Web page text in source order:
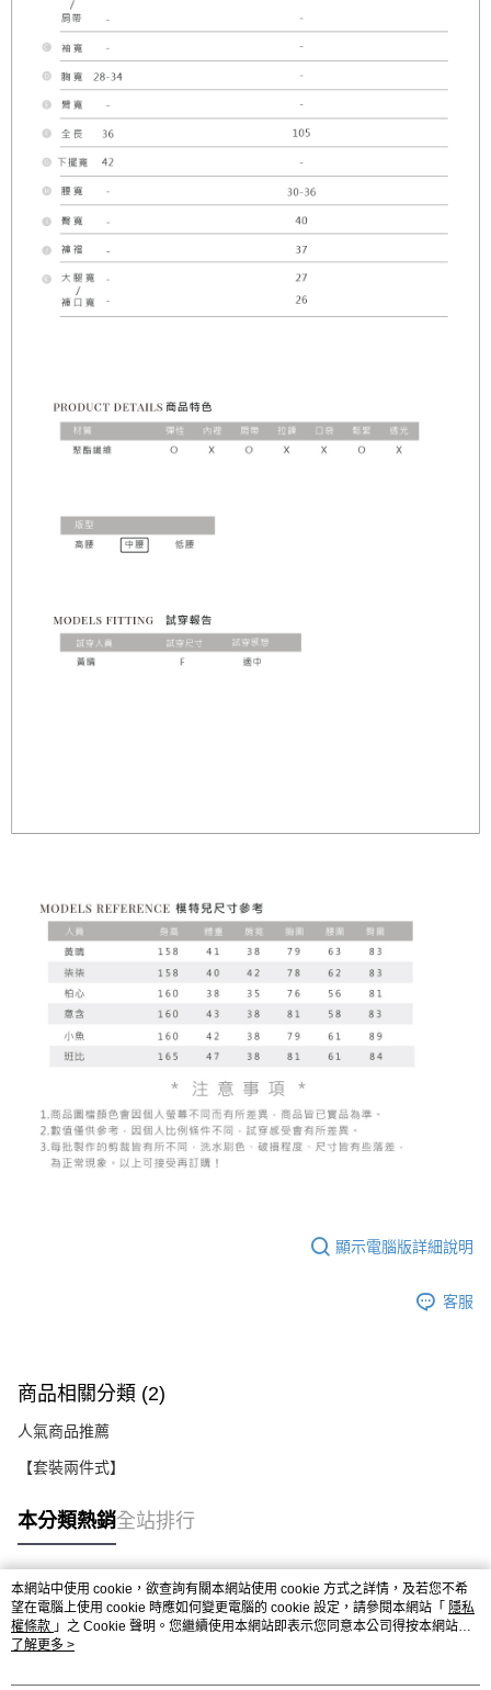
顯示電腦版詳細說明
客服
商品相關分類 (2)
人氣商品推薦
【套裝兩件式】
本分類熱銷全站排行
熱門標籤
本網站中使用 cookie，欲查詢有關本網站使用 cookie 方式之詳情，及若您不希
望在電腦上使用 cookie 時應如何變更電腦的 cookie 設定，請參閱本網站「 隱私
權條款 」之 Cookie 聲明。您繼續使用本網站即表示您同意本公司得按本網站使
用條款之 Cookie 聲明使用 cookie。
了解更多 >